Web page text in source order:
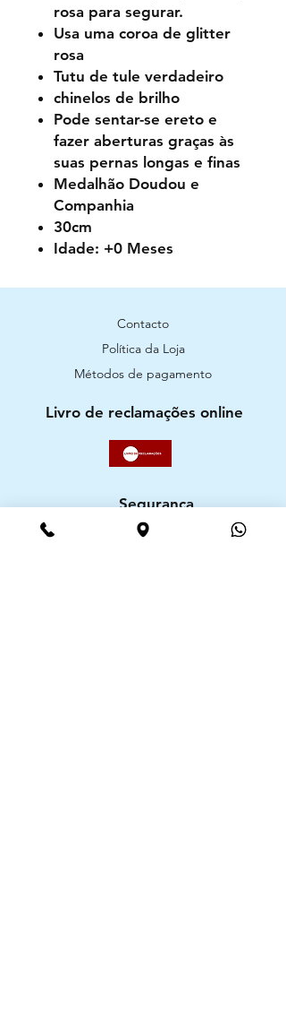
rosa para segurar.
Usa uma coroa de glitter
rosa
Tutu de tule verdadeiro
chinelos de brilho
Pode sentar-se ereto e
fazer aberturas graças às
suas pernas longas e finas
Medalhão Doudou e
Companhia
30cm
Idade: +0 Meses
Contacto
Política da Loja
Métodos de pagamento
Livro de reclamações online
Segurança
Ambiente 100% Seguro. Sua Informação